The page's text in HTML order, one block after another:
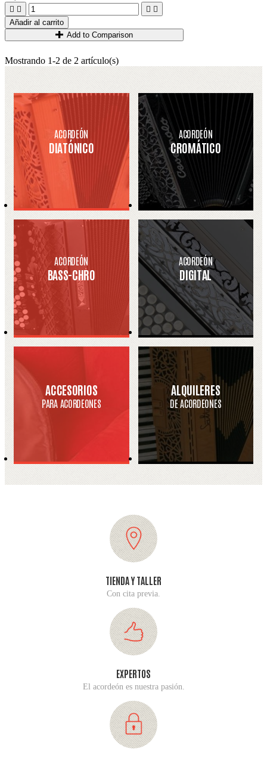
   
Añadir al carrito
Add to Comparison
Mostrando 1-2 de 2 artículo(s)
ACORDEÓN
DIATÓNICO
ACORDEÓN
CROMÁTICO
ACORDEÓN
BASS-CHRO
ACORDEÓN
DIGITAL
ACCESORIOS
PARA ACORDEONES
ALQUILERES
DE ACORDEONES
TIENDA Y TALLER
Con cita previa.
EXPERTOS
El acordeón es nuestra pasión.